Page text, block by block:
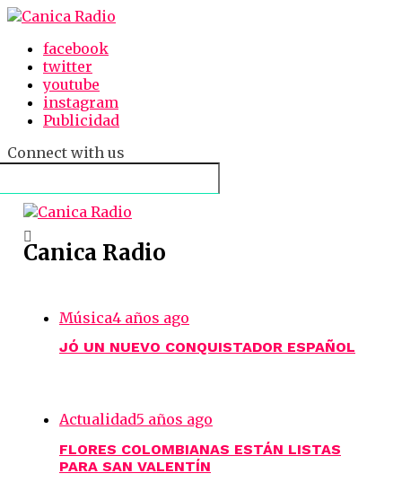
facebook
twitter
youtube
instagram
Publicidad
Connect with us
Canica Radio
Música4 años ago
JÓ UN NUEVO CONQUISTADOR ESPAÑOL
Actualidad5 años ago
FLORES COLOMBIANAS ESTÁN LISTAS
PARA SAN VALENTÍN